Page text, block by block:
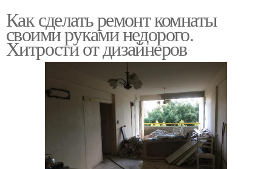
Как сделать ремонт комнаты
своими руками недорого.
Хитрости от дизайнеров